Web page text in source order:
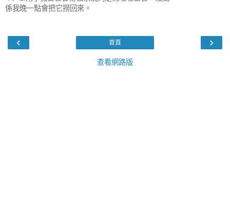
係我晚一點會把它撈回來。
‹ ›
首頁
查看網路版